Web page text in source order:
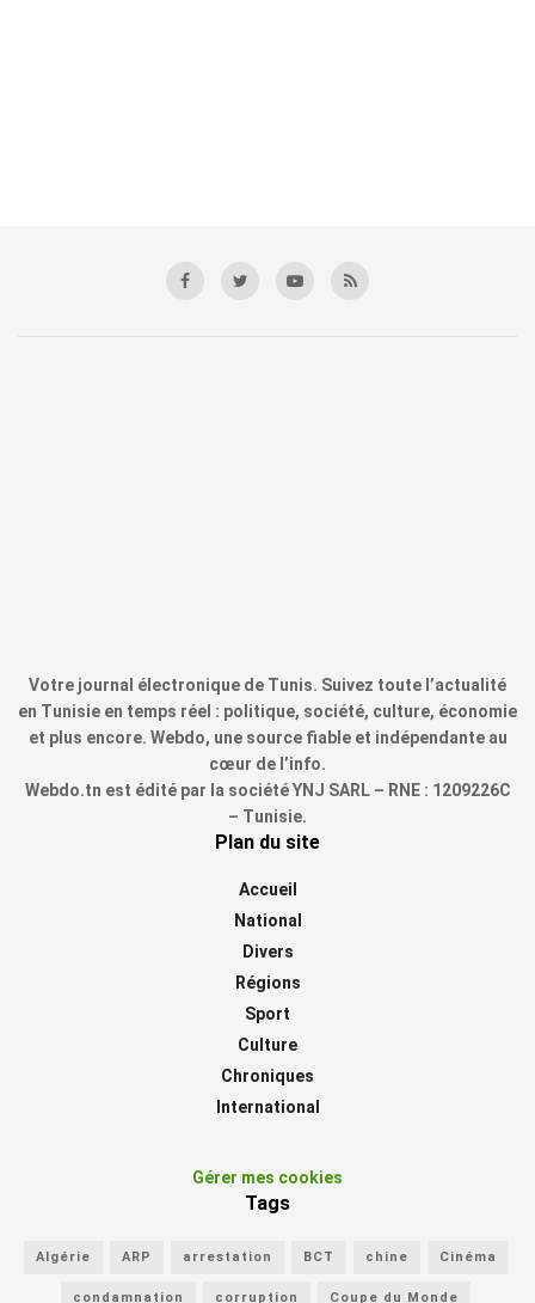
Votre journal électronique de Tunis. Suivez toute l’actualité
en Tunisie en temps réel : politique, société, culture, économie
et plus encore. Webdo, une source fiable et indépendante au
cœur de l’info.
Webdo.tn est édité par la société YNJ SARL – RNE : 1209226C
– Tunisie.
Plan du site
Accueil
National
Divers
Régions
Sport
Culture
Chroniques
International
Gérer mes cookies
Tags
Algérie ARP arrestation BCT chine Cinéma
condamnation corruption Coupe du Monde